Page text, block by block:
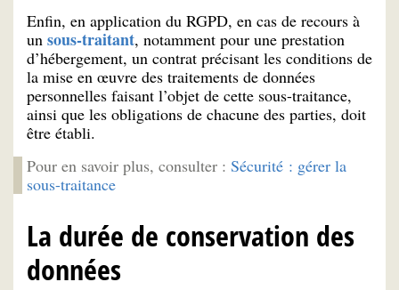
Enfin, en application du RGPD, en cas de recours à
un sous-traitant, notamment pour une prestation
d’hébergement, un contrat précisant les conditions de
la mise en œuvre des traitements de données
personnelles faisant l’objet de cette sous-traitance,
ainsi que les obligations de chacune des parties, doit
être établi.
Pour en savoir plus, consulter : Sécurité : gérer la
sous-traitance
La durée de conservation des
données